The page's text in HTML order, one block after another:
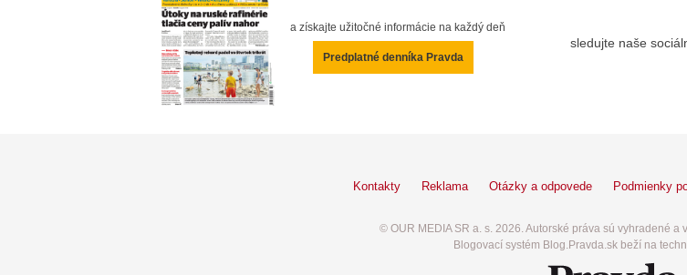
a získajte užitočné informácie na každý deň
Predplatné denníka Pravda
sledujte naše
Kontakty Reklama Otázky a odpovede Podmienky
© OUR MEDIA SR a. s. 2026. Autorské práva sú vyhradené a
Blogovací systém Blog.Pravda.sk beží na